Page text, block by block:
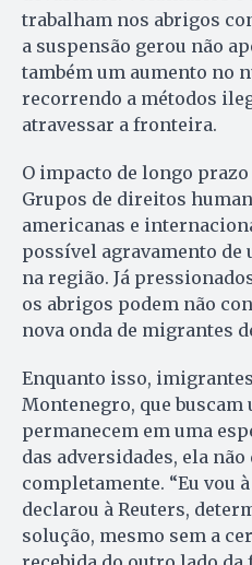
trabalham nos abrigos
a suspensão gerou não
também um aumento no
recorrendo a métodos
atravessar a fronteira.
O impacto de longo
Grupos de direitos
americanas e
possível agravamento
na região. Já
os abrigos podem não
nova onda de migrantes
Enquanto isso,
Montenegro, que buscam
permanecem em uma
das adversidades, ela
completamente. “Eu vou
declarou à Reuters,
solução, mesmo sem a